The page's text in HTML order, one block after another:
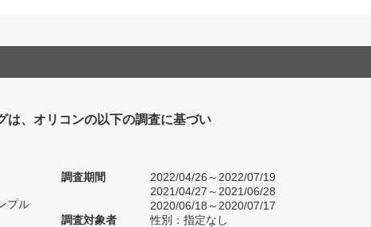
は、オリコンの以下の調査に基づい
プル
調査期間
2022/04/26～2022/07/19
2021/04/27～2021/06/28
2020/06/18～2020/07/17
調査対象者
性別：指定なし